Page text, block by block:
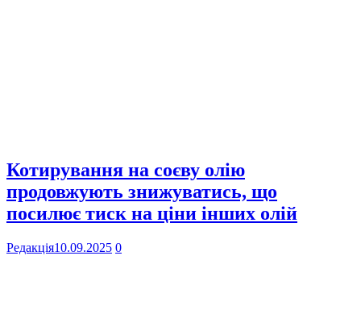
Котирування на соєву олію
продовжують знижуватись, що
посилює тиск на ціни інших олій
Редакція10.09.2025 0